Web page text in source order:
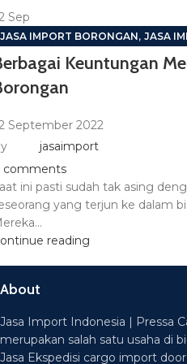
Sep
JASA IMPORT BORONGAN, JASA
Keuntungan
September 2022
jasaimport
comments
ini pasti sudah tak asing
yang terjun ke dalam
reading
About
Jasa Import Indonesia | Pressa
merupakan salah satu usaha di
Jasa Ekspedisi cargo import